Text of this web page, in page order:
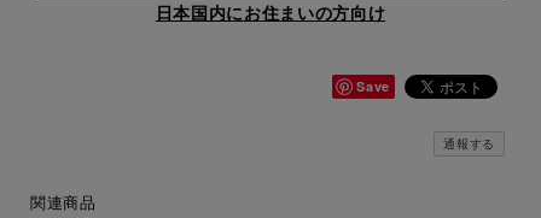
日本国内にお住まいの方向け
Save
通報する
関連商品